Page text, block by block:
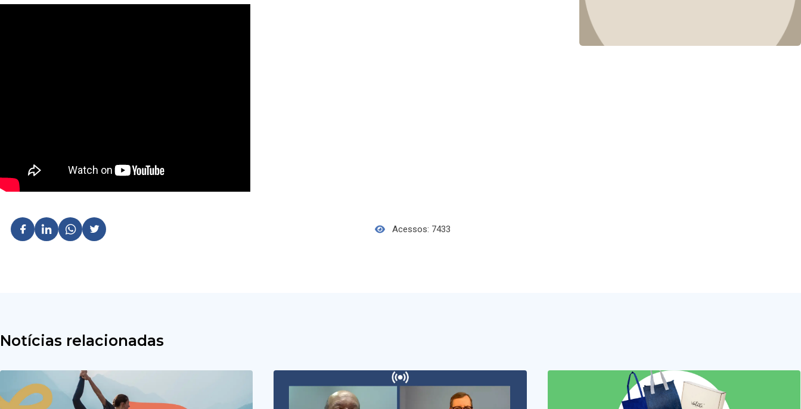
Acessos: 7433
Notícias relacionadas